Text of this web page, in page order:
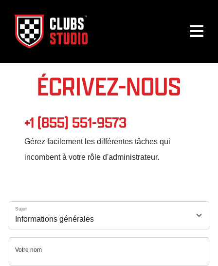
ÉCRIVEZ-NOUS
+1 (855) 551-9573
Gérez facilement les différentes tâches qui
incombent à votre rôle d'administrateur.
Sujet
Votre nom